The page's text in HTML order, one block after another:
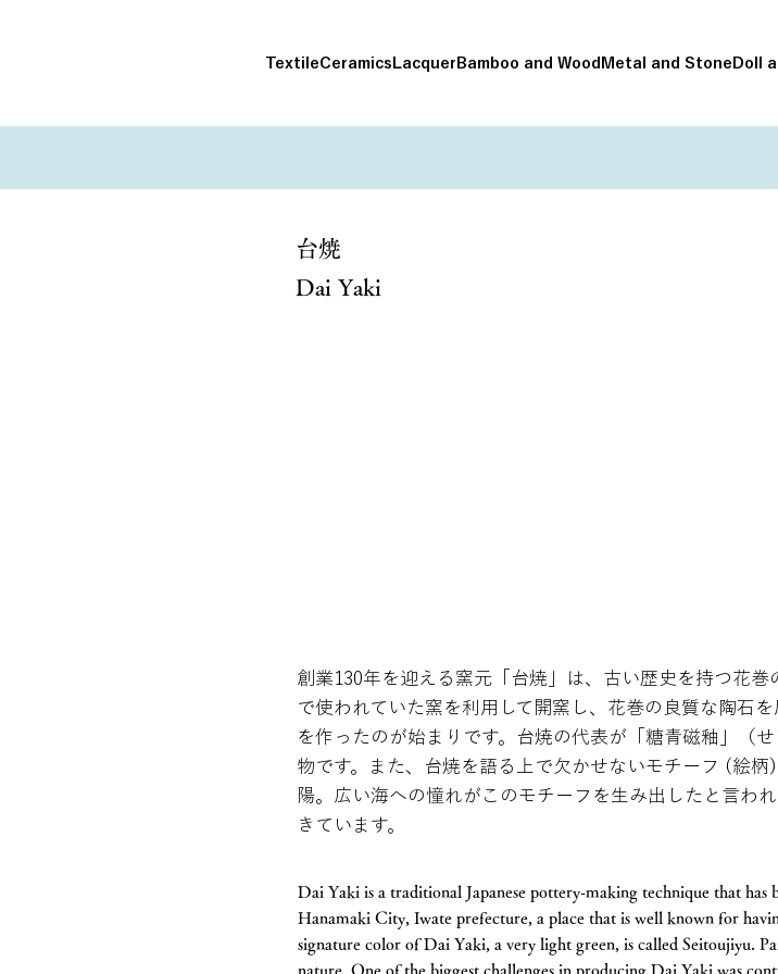
TextileCeramicsLacquerBamboo and WoodMetal and StoneDoll
台焼
Dai Yaki
創業130年を迎える窯元「台焼」は、古い歴史を持つ花
で使われていた窯を利用して開窯し、花巻の良質な陶石
を作ったのが始まりです。台焼の代表が「糖青磁釉」（
物です。また、台焼を語る上で欠かせないモチーフ (絵
陽。広い海への憧れがこのモチーフを生み出したと言わ
きています。
Dai Yaki is a traditional Japanese pottery-making technique that
Hanamaki City, Iwate prefecture, a place that is well known for
signature color of Dai Yaki, a very light green, is called Seitoujiyu.
nature. One of the biggest challenges in producing Dai Yaki was